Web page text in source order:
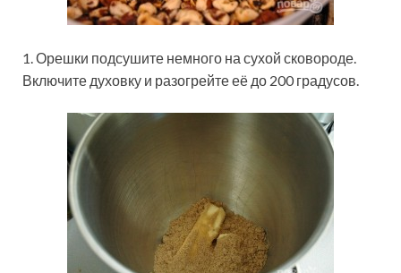
1. Орешки подсушите немного на сухой сковороде.
Включите духовку и разогрейте её до 200 градусов.